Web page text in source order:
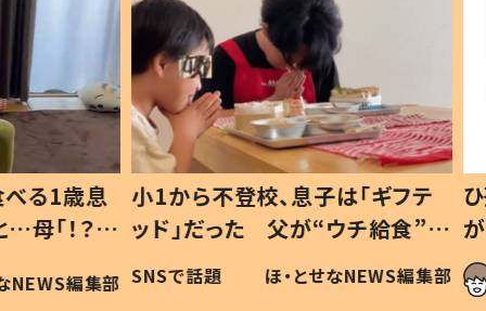
歳息
？」
編集部
小1から不登校、息子は「ギフテ
ッド」だった 父が“ウチ給食”を
作り続ける理由とは #令和の親
#令和の子
SNSで話題 ほ・とせなNEWS編集部
ひ孫
が、
「涙が
い」